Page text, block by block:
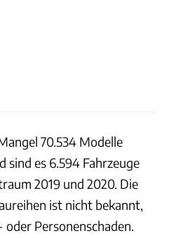
70.534 Modelle
sind es 6.594 Fahrzeuge
2019 und 2020. Die
ist nicht bekannt,
Personenschaden.